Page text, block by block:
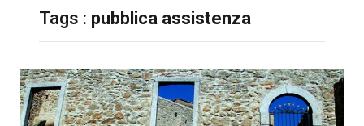
Tags : pubblica assistenza